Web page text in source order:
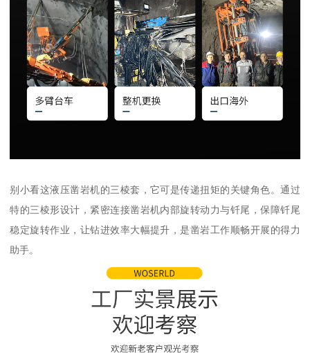
别小看这液压凿岩机的三棱套，它可是传递扭矩的关键角色。通过
特的三棱形设计，紧密连接凿岩机内部旋转动力与钎尾，保障钎尾
稳定旋转作业，让钻进效率大幅提升，是凿岩工作顺畅开展的得力
助手。